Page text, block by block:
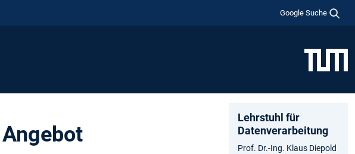
Google Suche
Lehrstuhl für
Datenverarbeitung
Prof. Dr.-Ing. Klaus Diepold